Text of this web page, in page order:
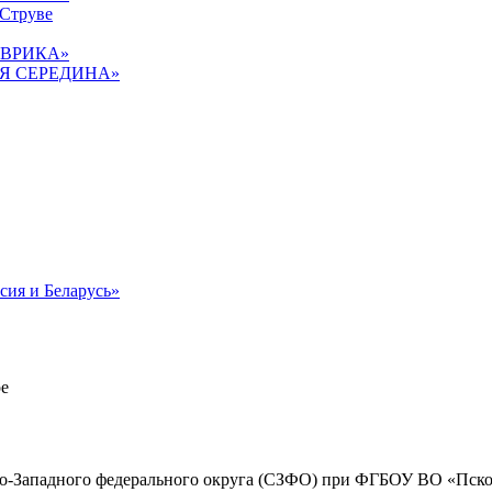
СЕРЕДИНА»
и Беларусь»
Западного федерального округа (СЗФО) при ФГБОУ ВО